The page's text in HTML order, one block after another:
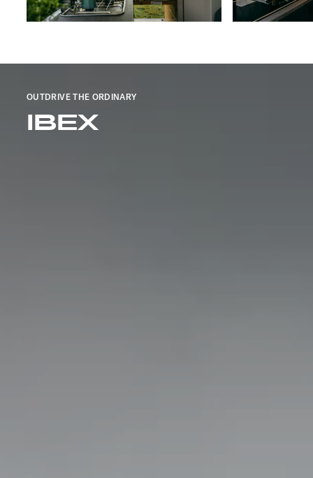
OUTDRIVE THE ORDINARY
IBEX